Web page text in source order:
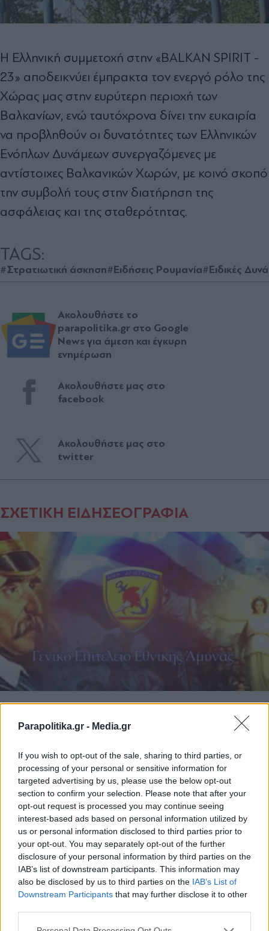
Parapolitika.gr - Media.gr
If you wish to opt-out of the sale, sharing to third parties, or
processing of your personal or sensitive information for
targeted advertising by us, please use the below opt-out
section to confirm your selection. Please note that after your
opt-out request is processed you may continue seeing
interest-based ads based on personal information utilized by
us or personal information disclosed to third parties prior to
your opt-out. You may separately opt-out of the further
disclosure of your personal information by third parties on the
IAB’s list of downstream participants. This information may
also be disclosed by us to third parties on the IAB’s List of
Downstream Participants that may further disclose it to other
Η Ελληνική συμμετοχή στην «BALKAN SPIRIT -
23» αποδεικνύει έμπρακτα τον ενεργό ρόλο της
Χώρας μας στην ευρύτερη περιοχή των
Βαλκανίων, ενώ ταυτόχρονα δίνει την ευκαιρία
να προβληθούν οι δυνατότητες των Ελληνικών
Ενόπλων Δυνάμεων συνεργαζόμενες με
αντίστοιχες Βαλκανικών Χωρών, με κοινό σκοπό
την συμβολή τους στην διατήρηση της
ασφάλειας και της σταθερότητας.
TAGS:
#Στρατιωτική άσκηση#Ειδήσεις Ρουμανία#Ειδικές
Ακολουθήστε το
parapolitika.gr στο Google
News για άμεση και έγκυρη
ενημέρωση
Ακολουθήστε μας στο
facebook
Ακολουθήστε μας στο
twitter
ΣΧΕΤΙΚΗ ΕΙΔΗΣΕΟΓΡΑΦΙΑ
ΕΛΛΑΔΑ 23.05.2023 17:43
ΙΩΑΝΝΗΣ ΔΟΥΚΑΣ
των Ενόπλων Δυνάμεων στην
πολυεθνική άσκηση «Swift Response 23»
Εγγραφή στο newsletter